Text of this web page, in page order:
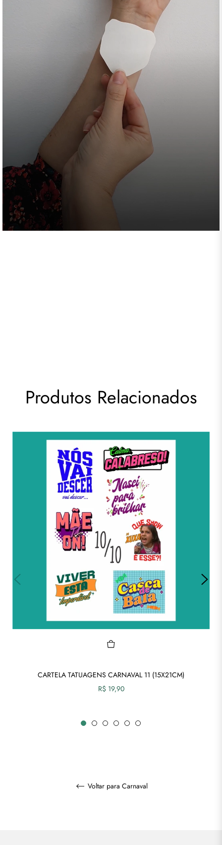
Produtos Relacionados
CARTELA TATUAGENS CARNAVAL 11 (15X21CM)
Preço
R$ 19,90
Voltar para Carnaval